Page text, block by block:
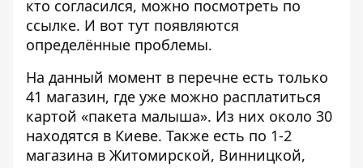
кто согласился, можно посмотреть по
ссылке. И вот тут появляются
определённые проблемы.
На данный момент в перечне есть только
41 магазин, где уже можно расплатиться
картой «пакета малыша». Из них около 30
находятся в Киеве. Также есть по 1-2
магазина в Житомирской, Винницкой,